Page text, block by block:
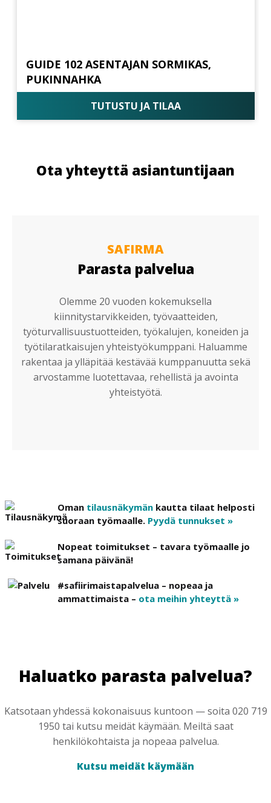
GUIDE 102 ASENTAJAN SORMIKAS,
PUKINNAHKA
TUTUSTU JA TILAA
Ota yhteyttä asiantuntijaan
SAFIRMA
Parasta palvelua
Olemme 20 vuoden kokemuksella
kiinnitystarvikkeiden, työvaatteiden,
työturvallisuustuotteiden, työkalujen, koneiden ja
työtilaratkaisujen yhteistyökumppani. Haluamme
rakentaa ja ylläpitää kestävää kumppanuutta sekä
arvostamme luotettavaa, rehellistä ja avointa
yhteistyötä.
Oman tilausnäkymän kautta tilaat helposti
suoraan työmaalle. Pyydä tunnukset »
Nopeat toimitukset – tavara työmaalle jo
samana päivänä!
#safiirimaistapalvelua – nopeaa ja
ammattimaista – ota meihin yhteyttä »
Haluatko parasta palvelua?
Katsotaan yhdessä kokonaisuus kuntoon — soita 020 719
1950 tai kutsu meidät käymään. Meiltä saat
henkilökohtaista ja nopeaa palvelua.
Kutsu meidät käymään